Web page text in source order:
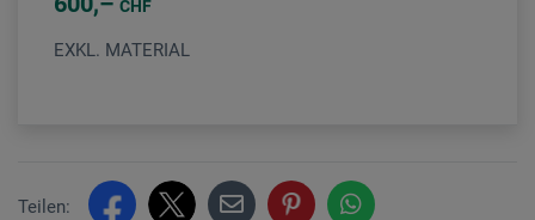
CHF
EXKL. MATERIAL
Teilen: